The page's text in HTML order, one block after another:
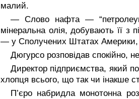
малий.
— Слово нафта —
мінеральна олія, добувають її з
— у Сполучених Штатах Америки, в
Дюгурсо розповідав спокійно,
Директор підприємства, який
хлопця всього, що так чи інакше
П’єро набридла монотонна